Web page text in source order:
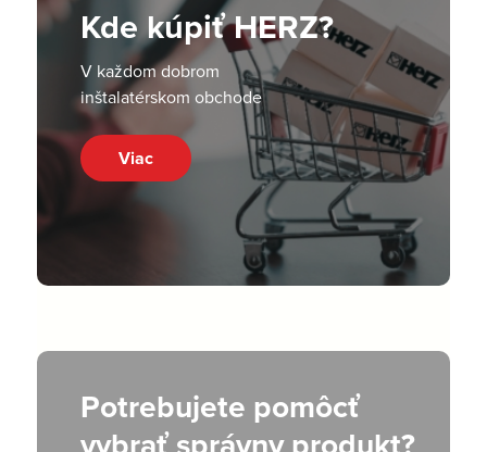
Kde kúpiť HERZ?
V každom dobrom
inštalatérskom obchode
Viac
Potrebujete pomôcť